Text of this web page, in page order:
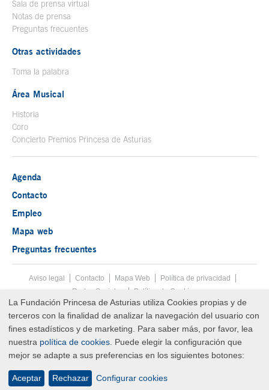
Sala de prensa virtual
Notas de prensa
Preguntas frecuentes
Otras actividades
Toma la palabra
Área Musical
Historia
Coro
Concierto Premios Princesa de Asturias
Agenda
Contacto
Empleo
Mapa web
Preguntas frecuentes
Menú pie
Aviso legal Tecla de acceso 8
Contacto Mapa Web
Política de privacidad
Redes Sociales
Política de Cookies
Fin menú pie
© Copyright Fri Aug 07 01:03:16 UTC 2026 Fundación Princesa de
Asturias
La Fundación Princesa de Asturias utiliza Cookies propias y de
terceros con la finalidad de analizar la navegación del usuario con
fines estadísticos y de marketing. Para saber más, por favor, lea
nuestra política de cookies . Puede elegir la configuración que
mejor se adapte a sus preferencias en los siguientes botones:
Configurar cookies
Rechazar
Aceptar